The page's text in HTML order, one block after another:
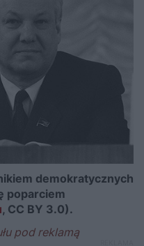
demokratycznych
poparciem
, CC BY 3.0).